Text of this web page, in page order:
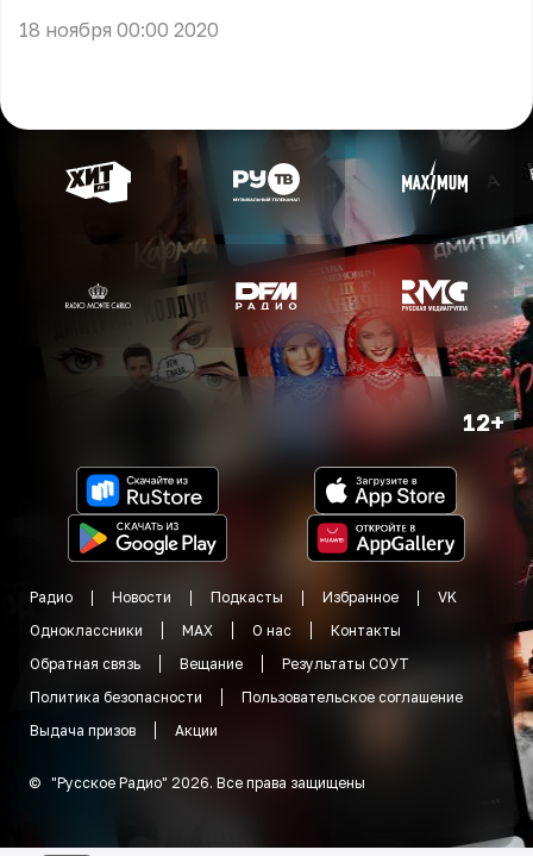
18 ноября 00:00 2020
12+
Радио Новости Подкасты Избранное
VK
Одноклассники
MAX О нас
Контакты
Обратная связь
Вещание
Результаты СОУТ
Политика безопасности
Пользовательское соглашение
Выдача призов
Акции
© "Русское Радио" 2026. Все права защищены